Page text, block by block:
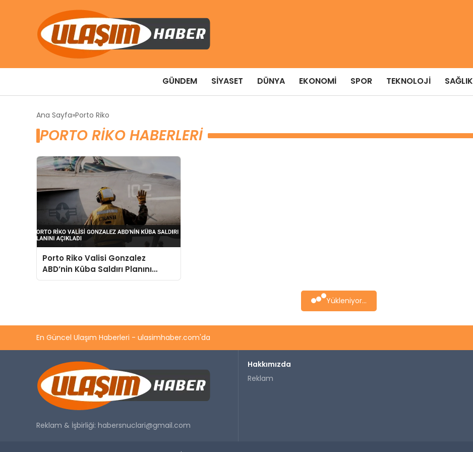
GÜNDEM SIYASET DÜNYA EKONOMI SPOR TEKNOLOJI SAĞLIK
Ana Sayfa Porto Riko
PORTO RIKO HABERLERI
Porto Riko Valisi Gonzalez
ABD’nin Küba Saldırı Planını
Açıkladı
Yükleniyor...
En Güncel Ulaşım Haberleri - ulasimhaber.com'da
Reklam & İşbirliği: habersnuclari@gmail.com
Hakkımızda
Reklam